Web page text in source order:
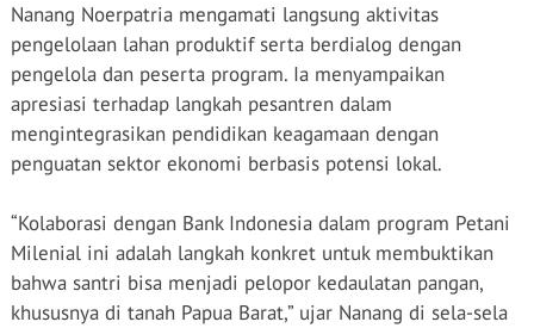
Nanang Noerpatria mengamati langsung aktivitas
pengelolaan lahan produktif serta berdialog dengan
pengelola dan peserta program. Ia menyampaikan
apresiasi terhadap langkah pesantren dalam
mengintegrasikan pendidikan keagamaan dengan
penguatan sektor ekonomi berbasis potensi lokal.
“Kolaborasi dengan Bank Indonesia dalam program Petani
Milenial ini adalah langkah konkret untuk membuktikan
bahwa santri bisa menjadi pelopor kedaulatan pangan,
khususnya di tanah Papua Barat,” ujar Nanang di sela-sela